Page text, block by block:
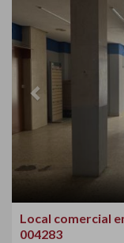
Local comercial
004283